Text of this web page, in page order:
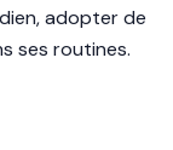
adopter de
ses routines.